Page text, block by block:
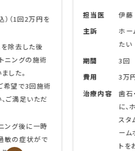
円を
後
施術
施術
ただ
一時
がで
伊藤 恭輔
ホームホワイ
3回
3万円（税込）
歯石・着色を
に、ホワイト
スタムトレー
ームホワイト
トをお渡しし